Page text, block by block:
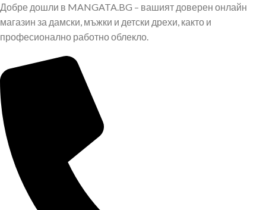
Добре дошли в MANGATA.BG – вашият доверен онлайн
магазин за дамски, мъжки и детски дрехи, както и
професионално работно облекло.